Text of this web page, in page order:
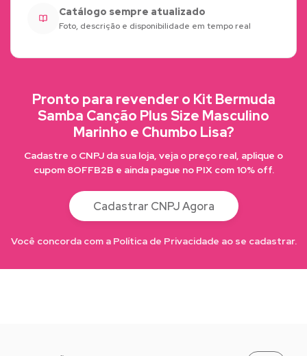
Catálogo sempre atualizado
Foto, descrição e disponibilidade em tempo real
Pronto para revender o Kit Bermuda
Samba Canção Plus Size Masculino
Marinho e Chumbo Lisa?
Cadastre o CNPJ da sua loja, veja o preço real, aplique o
cupom 8OFFB2B e ainda pague no PIX com 10% off.
Cadastrar CNPJ Agora
Você concorda com a Política de Privacidade ao se cadastrar.